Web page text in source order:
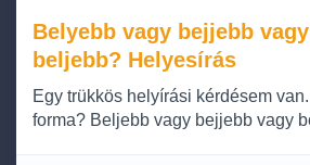
Belyebb vagy bejjebb vagy
beljebb? Helyesírás
Egy trükkös helyírási kérdésem
forma? Beljebb vagy bejjebb vagy